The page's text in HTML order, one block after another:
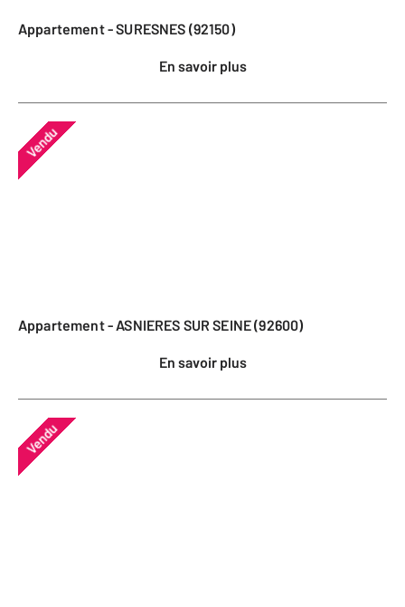
Appartement - SURESNES (92150)
En savoir plus
Vendu
Appartement - ASNIERES SUR SEINE (92600)
En savoir plus
Vendu